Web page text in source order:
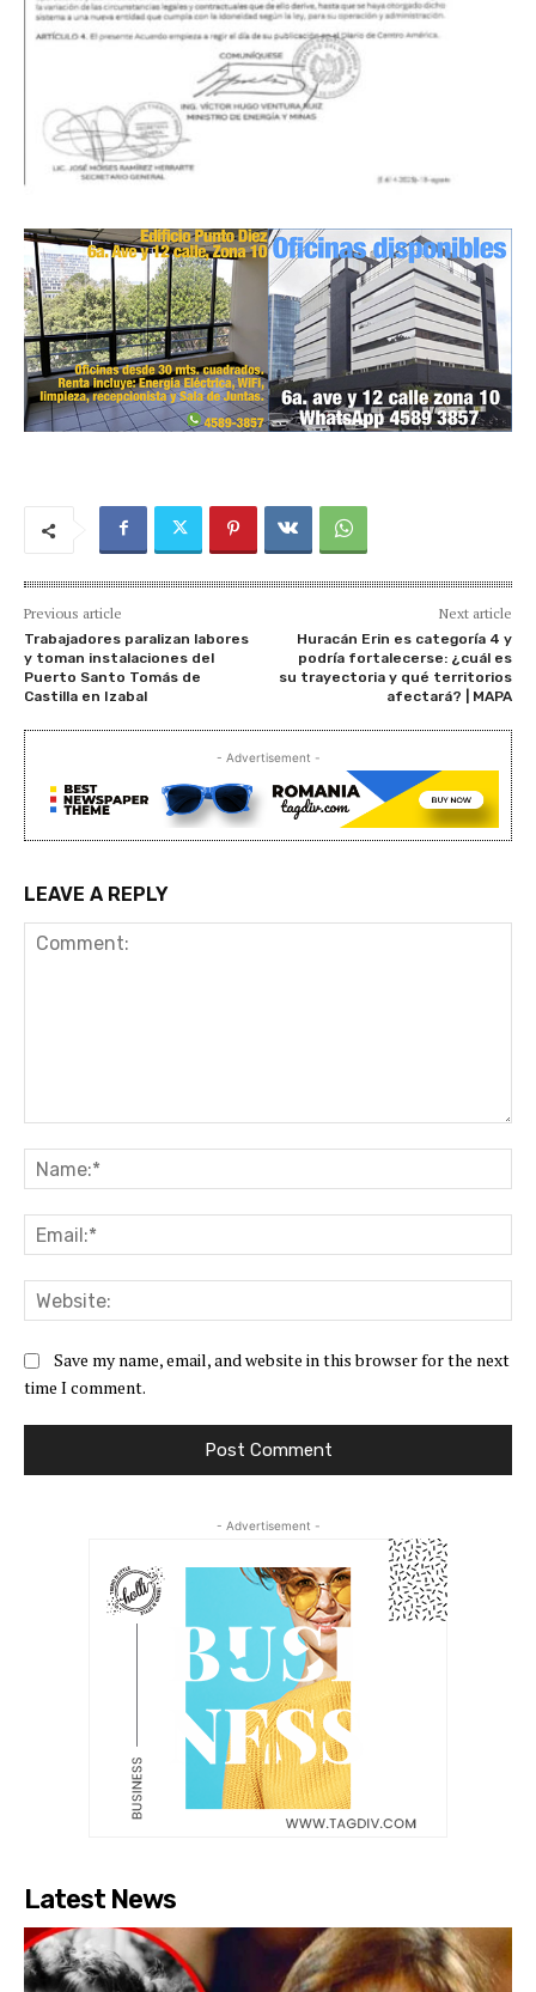
Previous article
Trabajadores paralizan labores
y toman instalaciones del
Puerto Santo Tomás de
Castilla en Izabal
Next article
Huracán Erin es categoría 4 y
podría fortalecerse: ¿cuál es
su trayectoria y qué territorios
afectará? | MAPA
- Advertisement -
LEAVE A REPLY
Save my name, email, and website in this browser for the next
time I comment.
- Advertisement -
Latest News